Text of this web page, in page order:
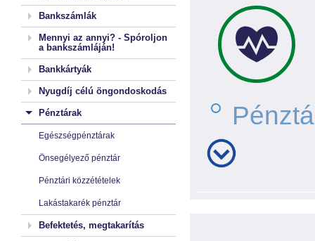
Bankszámlák
Mennyi az annyi? - Spóroljon
a bankszámláján!
Bankkártyák
Nyugdíj célú öngondoskodás
Pénztárak
Egészségpénztárak
Önsegélyező pénztár
Pénztári közzétételek
Lakástakarék pénztár
Befektetés, megtakarítás